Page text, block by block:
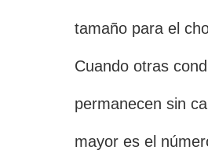
tamaño para el
Cuando otras
permanecen sin
mayor es el